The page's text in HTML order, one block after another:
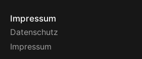
Impressum
Datenschutz
Impressum